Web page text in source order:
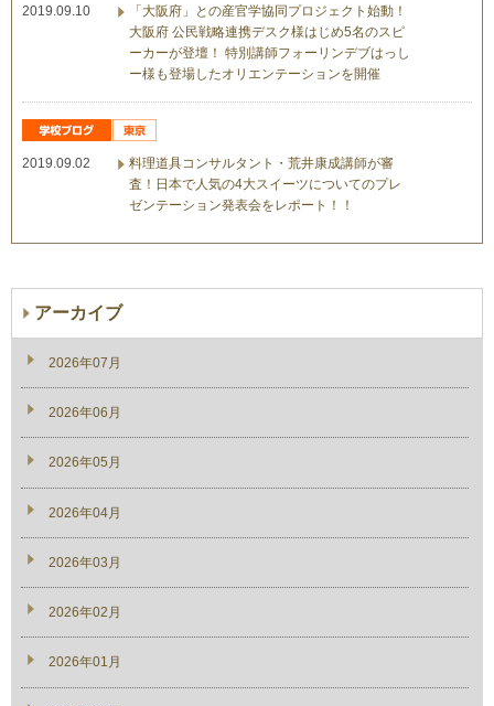
2019.09.10
「大阪府」との産官学協同プロジェクト始動！
大阪府 公民戦略連携デスク様はじめ5名のスピ
ーカーが登壇！ 特別講師フォーリンデブはっし
ー様も登場したオリエンテーションを開催
2019.09.02
料理道具コンサルタント・荒井康成講師が審
査！日本で人気の4大スイーツについてのプレ
ゼンテーション発表会をレポート！！
アーカイブ
2026年07月
2026年06月
2026年05月
2026年04月
2026年03月
2026年02月
2026年01月